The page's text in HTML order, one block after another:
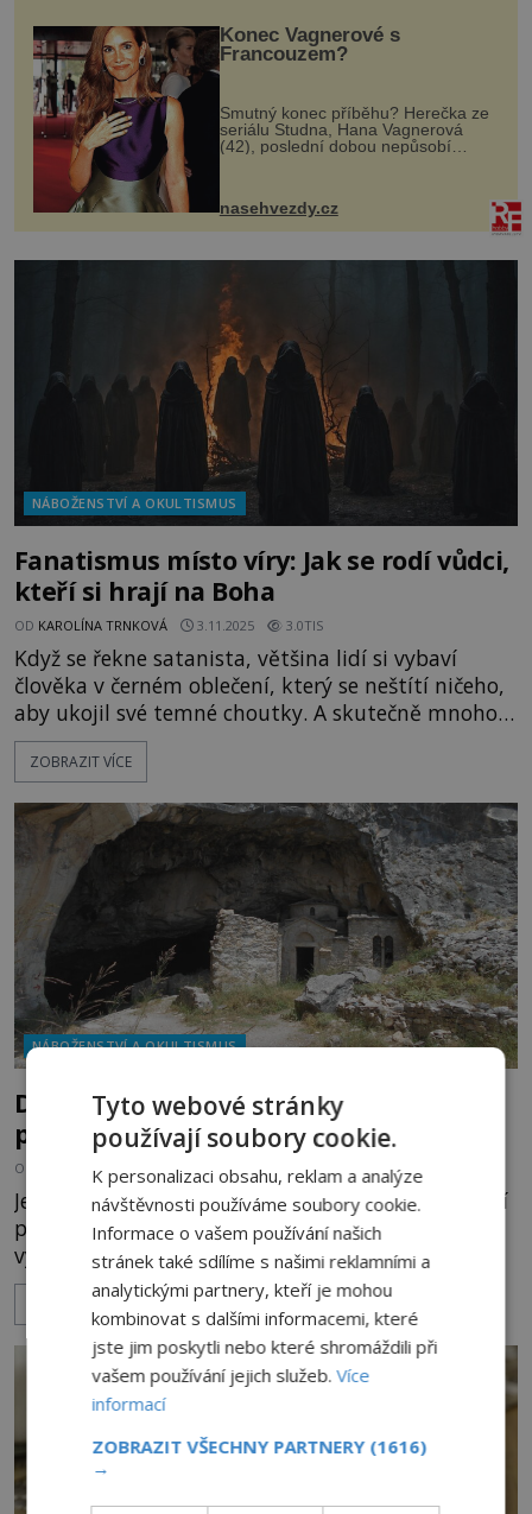
Konec Vagnerové s
Francouzem?
Smutný konec příběhu? Herečka ze
seriálu Studna, Hana Vagnerová
(42), poslední dobou nepůsobí
nasehvezdy.cz
NÁBOŽENSTVÍ A OKULTISMUS
Fanatismus místo víry: Jak se rodí vůdci,
kteří si hrají na Boha
OD KAROLÍNA TRNKOVÁ 3.11.2025 3.0TIS
Když se řekne satanista, většina lidí si vybaví
člověka v černém oblečení, který se neštítí ničeho,
aby ukojil své temné choutky. A skutečně mnoho
příznivců Satana páchalo vraždy, zneužívalo děti či
týralo zvířata. Někteří se také pomocí černé magie
takové chování jim našeptal sám ďábel! Opravdu
se vyznavači satanismu dostali do kontaktu s n
ZOBRAZIT VÍCE
NÁBOŽENSTVÍ A OKULTISMUS
Davelisova jeskyně: Obývají zdejší
prostory duše zemřelých?
OD KAROLÍNA TRNKOVÁ 1.11.2025 3.2TIS
Jen málokteré místo na Zemi oplývá tak negativní
pověstí jako Davelisova jeskyně v Řecku. „Příběhy
vyprávějí o tajemných zvucích a světlech,
nepřirozených změnách teploty, přízracích a
podivných bytostech. I dnes prý toto místo
produkuje nějaký zvláštní druh magické energie,
která vyvolává paranormální aktivity,“
poznamenává britský archeolog Brian Haughton
(*1964). Může být na těchto zvěstech n
ZOBRAZIT VÍCE
Tyto webové stránky
používají soubory cookie.
K personalizaci obsahu, reklam a analýze
návštěvnosti používáme soubory cookie.
Informace o vašem používání našich
stránek také sdílíme s našimi reklamními a
analytickými partnery, kteří je mohou
kombinovat s dalšími informacemi, které
jste jim poskytli nebo které shromáždili při
vašem používání jejich služeb.Více
informací
ZOBRAZIT VŠECHNY PARTNERY (1616)
→